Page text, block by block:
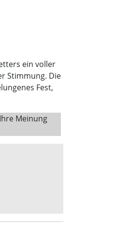
ein voller
Stimmung. Die
Fest,
Meinung